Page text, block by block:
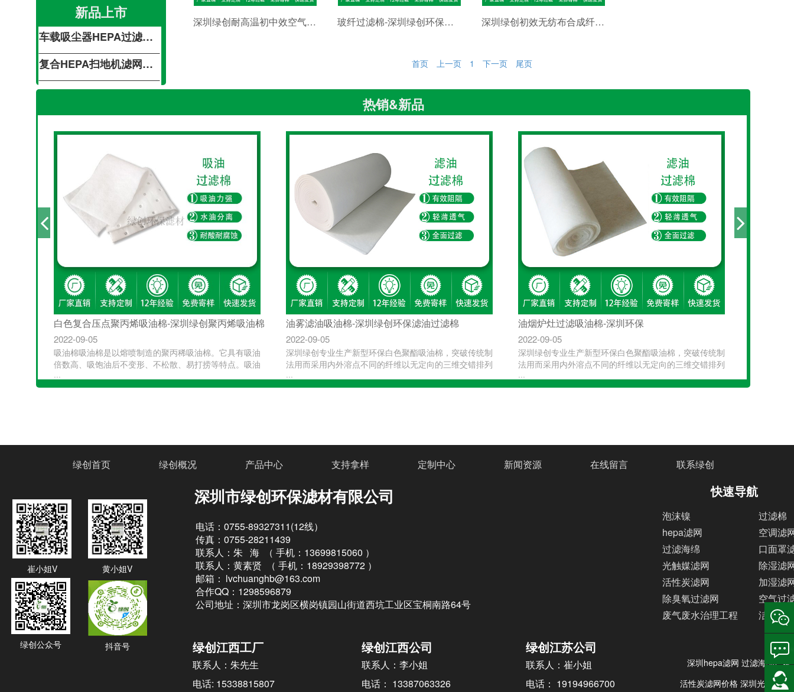
深圳绿创耐高温初中效空气过滤棉 玻纤过滤棉-深圳绿创环保滤材 深圳绿创初效无纺布合成纤维棉
首页 上一页 1 下一页 尾页
空调滤网
净化工程
新品上市
复合HEPA扫地机滤网空气净化车载活性炭滤芯滤网
车载吸尘器HEPA过滤网不锈钢吸尘器海帕过滤网 空气净化器过滤网
复合HEPA扫地机滤网空气净化车载活性炭滤芯滤网
车载吸尘器HEPA过滤网不锈钢吸尘器海帕过滤网 空气净化器过滤网
复合HEPA扫地机滤网空气净化车载活性炭滤芯滤网
热销&新品
白色复合压点聚丙烯吸油棉-深圳绿创聚丙烯吸油棉
2022-09-05
吸油棉吸油棉是以熔喷制造的聚丙稀吸油棉。它具有吸油
倍数高、吸饱油后不变形、不松散、易打捞等特点。吸油
···
油雾滤油吸油棉-深圳绿创环保滤油过滤棉
2022-09-05
深圳绿创专业生产新型环保白色聚酯吸油棉，突破传统制
法用而采用内外溶点不同的纤维以无定向的三维交错排列
···
油烟炉灶过滤吸油棉-深圳环保
2022-09-05
深圳绿创专业生产新型环保白色聚酯吸油棉，突破传统制
法用而采用内外溶点不同的纤维以无定向的三维交错排列
···
崔小姐V
绿创公众号
深圳市绿创环保滤材有限公司
电话：0755-89327311(12线）
传真：0755-28211439
联系人：朱 海 （ 手机：13699815060 ）
联系人：黄素贤 （ 手机：18929398772 ）
邮箱： lvchuanghb@163.com
合作QQ：1298596879
公司地址：深圳市龙岗区横岗镇园山街道西坑工业区宝桐南路64号
泡沫镍
hepa滤网
过滤海绵
光触媒滤网
活性炭滤网
除臭氧过滤网
废气废水治理工程
绿创首页 绿创概况 产品中心 支持拿样 定制中心 新闻资源 在线留言 联系绿创
过滤棉
空调滤
口面罩
除湿滤
加湿滤
空气过
洁净室
快速导航
黄小姐V
绿创江西工厂
联系人：朱先生
电话: 15338815807
绿创江西公司
联系人：李小姐
电话： 13387063326
绿创江苏公司
联系人：崔小姐
电话： 19194966700
深圳hepa滤网 过滤海绵厂家
活性炭滤网价格 深圳光触媒滤
抖音号